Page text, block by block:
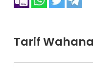
Tarif